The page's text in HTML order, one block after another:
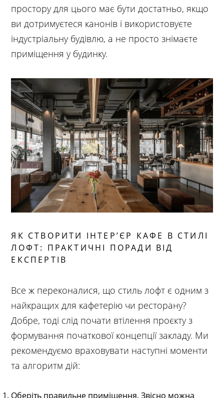
простору для цього має бути достатньо, якщо
ви дотримуєтеся канонів і використовуєте
індустріальну будівлю, а не просто знімаєте
приміщення у будинку.
ЯК СТВОРИТИ ІНТЕР’ЄР КАФЕ В СТИЛІ
ЛОФТ: ПРАКТИЧНІ ПОРАДИ ВІД
ЕКСПЕРТІВ
Все ж переконалися, що стиль лофт є одним з
найкращих для кафетерію чи ресторану?
Добре, тоді слід почати втілення проєкту з
формування початкової концепції закладу. Ми
рекомендуємо враховувати наступні моменти
та алгоритм дій:
Оберіть правильне приміщення. Звісно можна